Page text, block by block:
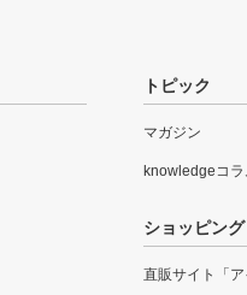
トピック
マガジン
knowledgeコラ
ショッピング
直販サイト「ア